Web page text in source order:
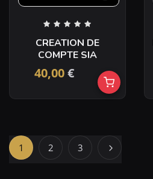
CREATION DE
COMPTE SIA
40,00€
1 2 3